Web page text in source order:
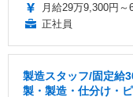
月給29万9,300円～
正社員
製造スタッフ/固定給
製・製造・仕分け・